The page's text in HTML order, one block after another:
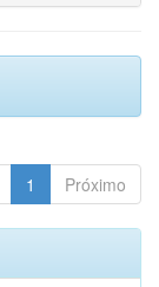
1 Próximo